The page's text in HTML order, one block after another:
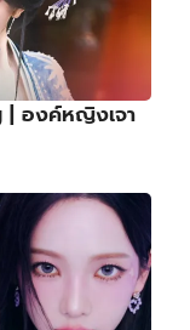
| องค์หญิงเจา